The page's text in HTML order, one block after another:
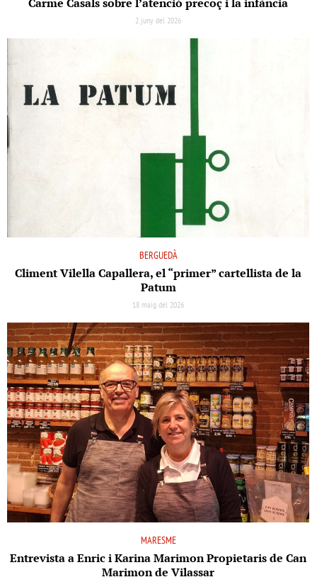
2 juny del 2026
BERGUEDÀ
Climent Vilella Capallera, el “primer” cartellista de la
Patum
18 maig del 2026
MARESME
Entrevista a Enric i Karina Marimon Propietaris de Can
Marimon de Vilassar